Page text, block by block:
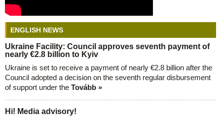
ENGLISH NEWS
Ukraine Facility: Council approves seventh payment of
nearly €2.8 billion to Kyiv
Ukraine is set to receive a payment of nearly €2.8 billion after the
Council adopted a decision on the seventh regular disbursement
of support under the Tovább »
Hi! Media advisory!